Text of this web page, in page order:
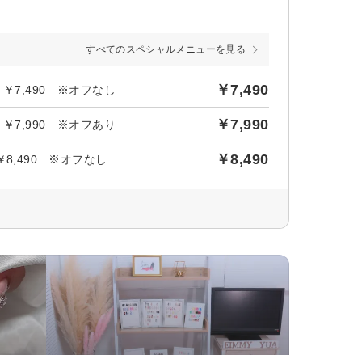
すべてのスペシャルメニューを見る
￥7,490 ※オフなし ￥7,490
￥7,990 ※オフあり ￥7,990
￥8,490 ※オフなし ￥8,490